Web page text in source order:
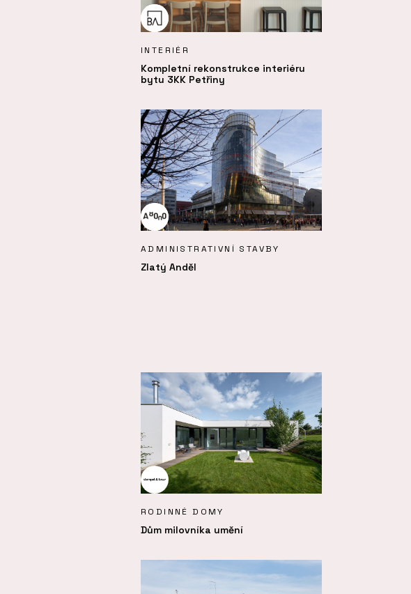
INTERIÉR
Kompletní rekonstrukce interiéru
bytu 3KK Petřiny
ADMINISTRATIVNÍ STAVBY
Zlatý Anděl
RODINNÉ DOMY
Dům milovníka umění